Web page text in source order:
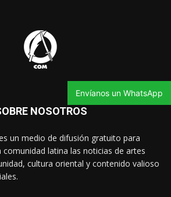
NOSOTROS
un medio de difusión gratuito para
latina las noticias de artes
cultura oriental y contenido valioso
Envíanos un WhatsApp